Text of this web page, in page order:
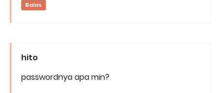
Balas
hito
passwordnya apa min?